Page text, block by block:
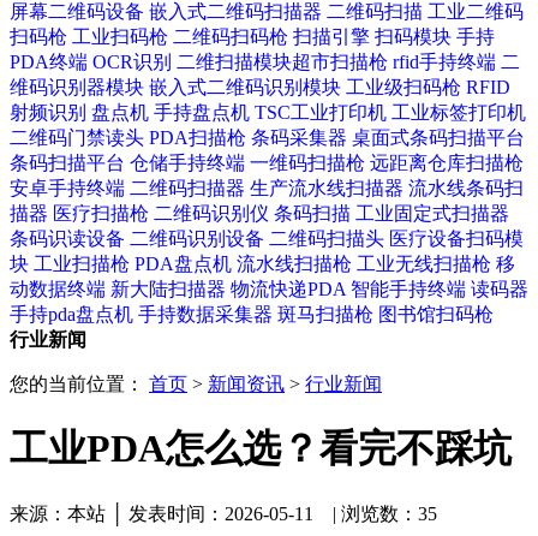
屏幕二维码设备 嵌入式二维码扫描器 二维码扫描 工业二维码
扫码枪 工业扫码枪 二维码扫码枪 扫描引擎 扫码模块 手持
PDA终端 OCR识别 二维扫描模块​超市扫描枪 rfid手持终端 二
维码识别器模块 嵌入式二维码识别模块 工业级扫码枪 RFID
射频识别 盘点机 手持盘点机 TSC工业打印机 工业标签打印机
二维码门禁读头 PDA扫描枪 条码采集器 桌面式条码扫描平台
条码扫描平台 仓储手持终端 一维码扫描枪 远距离仓库扫描枪
安卓手持终端 二维码扫描器 生产流水线扫描器 流水线条码扫
描器 医疗扫描枪 二维码识别仪 条码扫描 工业固定式扫描器
条码识读设备 二维码识别设备 二维码扫描头 医疗设备扫码模
块 工业扫描枪 PDA盘点机 流水线扫描枪 工业无线扫描枪 移
动数据终端 新大陆扫描器 物流快递PDA 智能手持终端 读码器
手持pda盘点机 手持数据采集器 斑马扫描枪 图书馆扫码枪
行业新闻
您的当前位置： 首页 > 新闻资讯 > 行业新闻
工业PDA怎么选？看完不踩坑
来源：本站 │ 发表时间：2026-05-11 | 浏览数：35